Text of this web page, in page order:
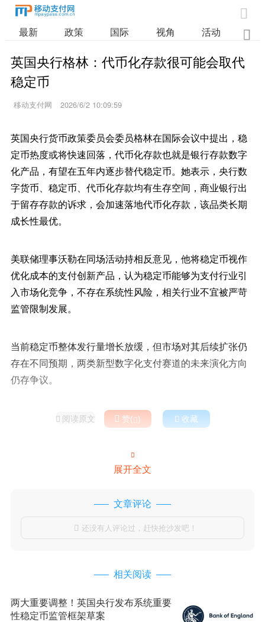

最新 政策 国际 视角 活动 业

英国央行格林：代币化存款很可能会取代
稳定币
移动支付网 2026/6/2 10:09:59
英国央行货币政策委员会委员格林在国际会议中提出，稳
定币热度或将快速回落，代币化存款也就是银行存款数字
化产品，有望在五年内逐步替代稳定币。她表示，央行数
字货币、稳定币、代币化存款均有生存空间，商业银行出
于留存存款的诉求，会加速落地代币化存款，该品类长期
成长性最优。
美联储理事沃勒在同场活动持相反意见，他将稳定币视作
优化成本的支付创新产品，认为稳定币能够为支付行业引
入市场化竞争，不存在系统性风险，相关行业不宜被严苛
监管限制发展。
当前稳定币整体发行量增长放缓，但市场对其后续扩张仍
存在不同预期，两类新型数字化支付赛道的未来演化方向
仍存争议。
 阅读原文  赞()  收藏

展开全文
文章评论
 还没有人评论过，赶快抢沙发吧！
相关阅读
两大重要调整！英国央行发布系统重要
性稳定币监管框架草案